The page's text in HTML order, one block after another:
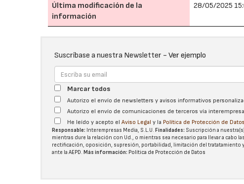
Última modificación de la
información
28/05/2025
Suscríbase a nuestra Newsletter -Ver ejemplo
Marcar todos
Autorizo el envío de newsletters y avisos informativos
Autorizo el envío de comunicaciones de terceros vía
He leído y acepto elAviso Legal y la Política de Protección de Datos
Responsable: Interempresas Media, S.L.U.Finalidades: Suscripción a
mientras dure la relación con Ud., o mientras sea necesario para llevar a cabo
rectificación, oposición, supresión, portabilidad, limitación del tratatamiento
ante laAEPD.Más información: Política de Protección de Datos